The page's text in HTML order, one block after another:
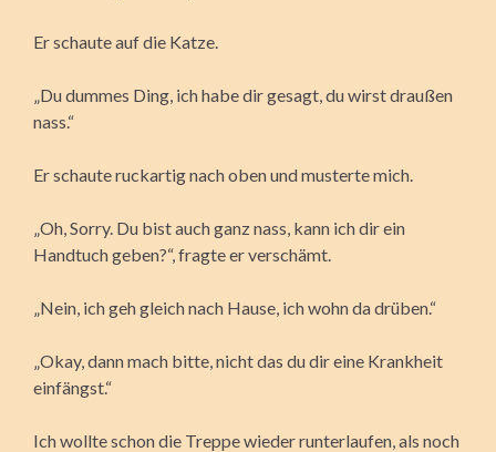
Er schaute auf die Katze.
„Du dummes Ding, ich habe dir gesagt, du wirst draußen
nass.“
Er schaute ruckartig nach oben und musterte mich.
„Oh, Sorry. Du bist auch ganz nass, kann ich dir ein
Handtuch geben?“, fragte er verschämt.
„Nein, ich geh gleich nach Hause, ich wohn da drüben.“
„Okay, dann mach bitte, nicht das du dir eine Krankheit
einfängst.“
Ich wollte schon die Treppe wieder runterlaufen, als noch